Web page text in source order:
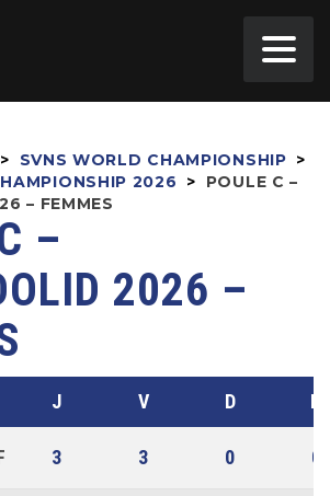
> SVNS WORLD CHAMPIONSHIP >
2026
>
POULE C –
– FEMMES
–
2026 –
J V D N
3 3 0 0